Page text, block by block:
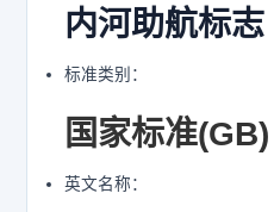
内河助航标志
标准类别：
国家标准(GB)
英文名称：